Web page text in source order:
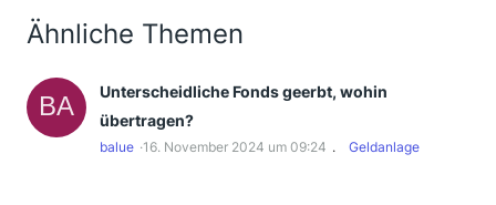
Ähnliche Themen
Unterscheidliche Fonds geerbt, wohin
übertragen?
balue 16. November 2024 um 09:24 Geldanlage